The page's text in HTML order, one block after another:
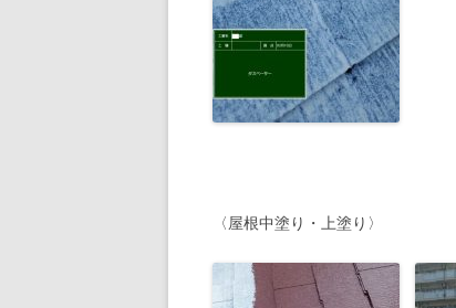
〈屋根中塗り・上塗り〉